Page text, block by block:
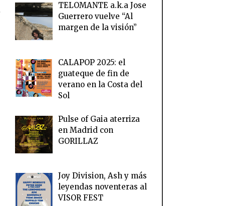
TELOMANTE a.k.a Jose
Guerrero vuelve “Al
margen de la visión”
CALAPOP 2025: el
guateque de fin de
verano en la Costa del
Sol
Pulse of Gaia aterriza
en Madrid con
GORILLAZ
Joy Division, Ash y más
leyendas noventeras al
VISOR FEST